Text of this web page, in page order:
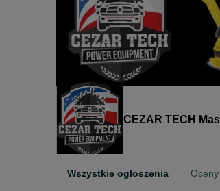
CEZAR TECH
Wszystkie ogłoszenia Oceny